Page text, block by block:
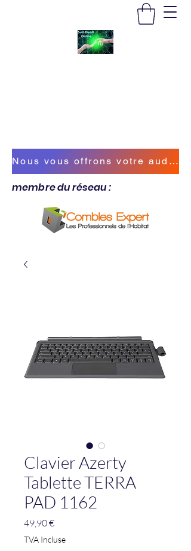
Nous vous offrons votre audit énergétique !
membre du réseau :
Clavier Azerty
Tablette TERRA
PAD 1162
49,90 €Prix
TVA Incluse